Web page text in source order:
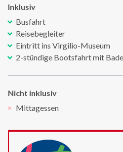
Inklusiv
Busfahrt
Reisebegleiter
Eintritt ins Virgilio-Museum
2-stündige Bootsfahrt mit
Nicht inklusiv
Mittagessen